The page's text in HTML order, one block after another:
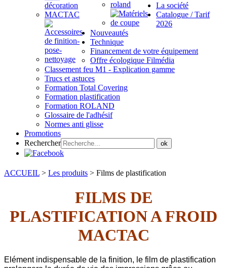
La société
Catalogue / Tarif
2026
Nouveautés
Technique
Financement de votre équipement
Offre écologique Filmédia
Classement feu M1 - Explication gamme
Trucs et astuces
Formation Total Covering
Formation plastification
Formation ROLAND
Glossaire de l'adhésif
Normes anti glisse
Promotions
Rechercher
ok
ACCUEIL > Les produits > Films de plastification
FILMS DE
PLASTIFICATION A FROID
MACTAC
Elément indispensable de la finition, le film de plastification